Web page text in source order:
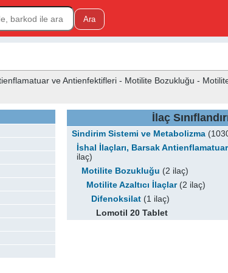
ve Antienfektifleri - Motilite Bozukluğu - Motilite
İlaç
Sindirim Sistemi ve Metabolizma
İshal İlaçları, Barsak
ilaç)
Motilite Bozukluğu (2 ilaç)
Motilite Azaltıcı İlaçlar(2 ilaç)
Difenoksilat (1 ilaç)
Lomotil 20 Tablet